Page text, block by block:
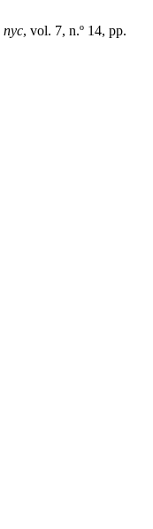
nyc, vol. 7, n.º 14, pp.